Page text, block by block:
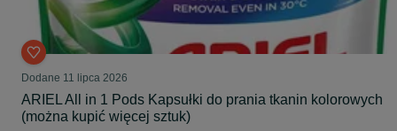
Dodane 11 lipca 2026
ARIEL All in 1 Pods Kapsułki do prania tkanin kolorowych
(można kupić więcej sztuk)